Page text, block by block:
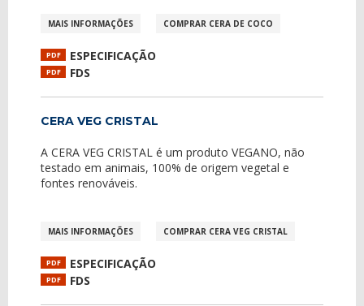
MAIS INFORMAÇÕES COMPRAR CERA DE COCO
PDF ESPECIFICAÇÃO
PDF FDS
CERA VEG CRISTAL
A CERA VEG CRISTAL é um produto VEGANO, não
testado em animais, 100% de origem vegetal e
fontes renováveis.
MAIS INFORMAÇÕES COMPRAR CERA VEG CRISTAL
PDF ESPECIFICAÇÃO
PDF FDS